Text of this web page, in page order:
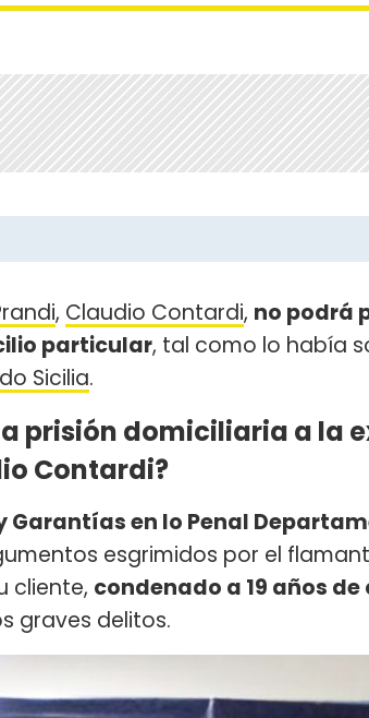
, Claudio Contardi, no podrá
particular, tal como lo había
Sicilia.
prisión domiciliaria a la
Contardi?
Garantías en lo Penal
esgrimidos por el
cliente, condenado a 19 años de
graves delitos.